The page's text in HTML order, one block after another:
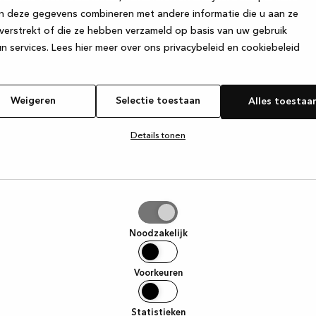
deze gegevens combineren met andere informatie die u aan ze
of die ze hebben verzameld op basis van uw gebruik
services. Lees hier meer over ons privacybeleid en cookiebeleid
Weigeren Selectie toestaan Alles
Details tonen
Noodzakelijk
Voorkeuren
Statistieken
has occurred while loadingwww.kvik.be (see the